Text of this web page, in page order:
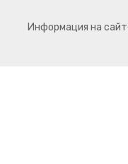
Информация на